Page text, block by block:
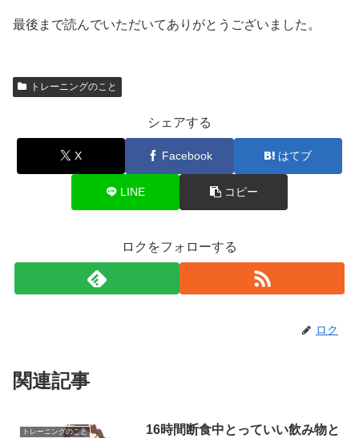
最後まで読んでいただいてありがとうございました。
トレーニングのこと
シェアする
X Facebook はてブ
LINE コピー
ロクをフォローする
ロク
関連記事
トレーニングのこと
16時間断食中とっていい飲み物と